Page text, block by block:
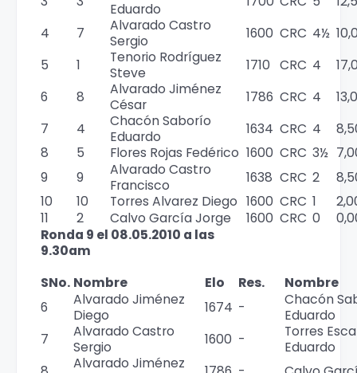
Eduardo
4
7
Alvarado Castro
Sergio
1600 CRC 4½
5
1
Tenorio Rodríguez
Steve
1710 CRC 4
6
8
Alvarado Jiménez
César
1786 CRC 4
7
4
Chacón Saborío
Eduardo
1634 CRC 4
8
5 Flores Rojas Fedérico 1600 CRC 3½
9
9
Alvarado Castro
Francisco
1638 CRC 2
10
10 Torres Alvarez Diego 1600 CRC 1
11
2 Calvo García Jorge 1600 CRC 0
Ronda 9 el 08.05.2010 a las
9.30am
SNo. Nombre Elo Res.
Nombre
6
Alvarado Jiménez
Diego
1674 -
Chacón
Eduardo
7
Alvarado Castro
Sergio
1600 -
Torres
Eduardo
Alvarado Jiménez